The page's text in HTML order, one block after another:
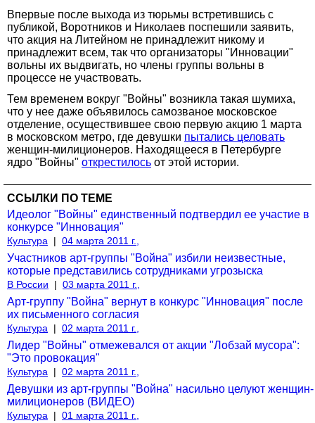
Впервые после выхода из тюрьмы встретившись с
публикой, Воротников и Николаев поспешили заявить,
что акция на Литейном не принадлежит никому и
принадлежит всем, так что организаторы "Инновации"
вольны их выдвигать, но члены группы вольны в
процессе не участвовать.
Тем временем вокруг "Войны" возникла такая шумиха,
что у нее даже объявилось самозваное московское
отделение, осуществившее свою первую акцию 1 марта
в московском метро, где девушки пытались целовать
женщин-милиционеров. Находящееся в Петербурге
ядро "Войны" открестилось от этой истории.
ССЫЛКИ ПО ТЕМЕ
Идеолог "Войны" единственный подтвердил ее участие в
конкурсе "Инновация"
Культура | 04 марта 2011 г.,
Участников арт-группы "Война" избили неизвестные,
которые представились сотрудниками угрозыска
В России | 03 марта 2011 г.,
Арт-группу "Война" вернут в конкурс "Инновация" после
их письменного согласия
Культура | 02 марта 2011 г.,
Лидер "Войны" отмежевался от акции "Лобзай мусора":
"Это провокация"
Культура | 02 марта 2011 г.,
Девушки из арт-группы "Война" насильно целуют женщин-
милиционеров (ВИДЕО)
Культура | 01 марта 2011 г.,